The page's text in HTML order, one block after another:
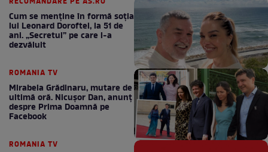
Cum se menţine în formă soţia
lui Leonard Doroftei, la 51 de
ani. „Secretul” pe care l-a
dezvăluit
ROMANIA TV
Mirabela Grădinaru, mutare de
ultimă oră. Nicuşor Dan, anunţ
despre Prima Doamnă pe
Facebook
ROMANIA TV